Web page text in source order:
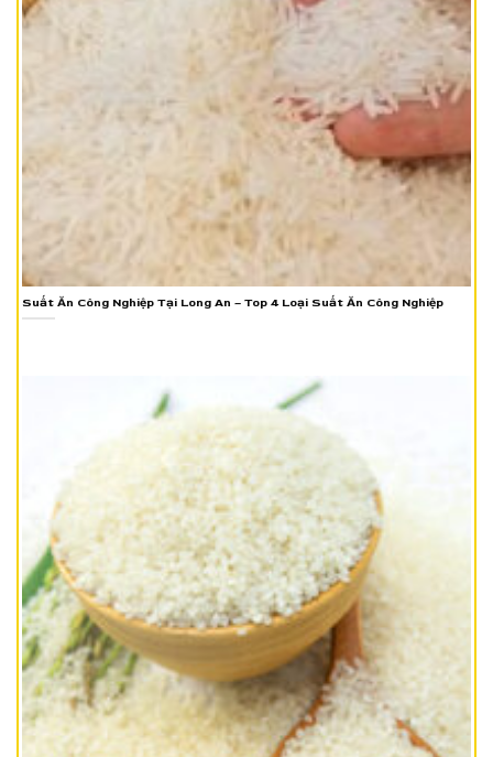
Suất Ăn Công Nghiệp Tại Long An – Top 4 Loại Suất Ăn Công Nghiệp